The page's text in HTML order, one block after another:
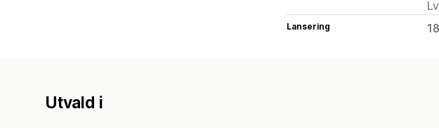
Lansering
Utvald i